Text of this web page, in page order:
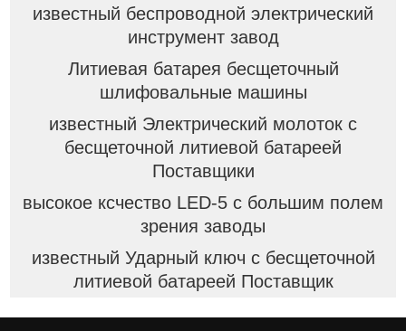
известный беспроводной электрический
инструмент завод
Литиевая батарея бесщеточный
шлифовальные машины
известный Электрический молоток с
бесщеточной литиевой батареей
Поставщики
высокое ксчество LED-5 с большим полем
зрения заводы
известный Ударный ключ с бесщеточной
литиевой батареей Поставщик